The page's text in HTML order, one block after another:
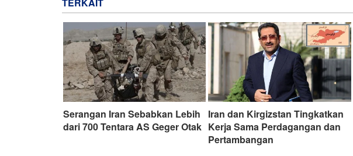
Serangan Iran Sebabkan Lebih
dari 700 Tentara AS Geger Otak
Iran dan Kirgizstan Tingkatkan
Kerja Sama Perdagangan dan
Pertambangan